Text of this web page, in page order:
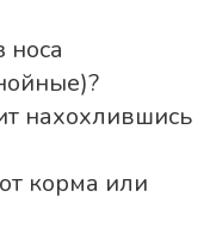
носа
нахохлившись
корма или